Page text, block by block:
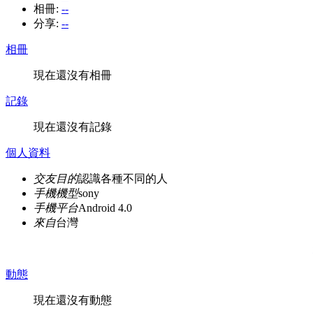
相冊: --
分享: --
相冊
現在還沒有相冊
記錄
現在還沒有記錄
個人資料
交友目的認識各種不同的人
手機機型sony
手機平台Android 4.0
來自台灣
動態
現在還沒有動態